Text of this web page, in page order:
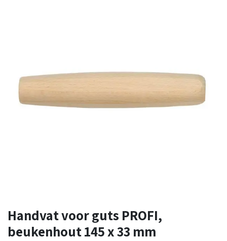
Handvat voor guts PROFI,
beukenhout 145 x 33 mm